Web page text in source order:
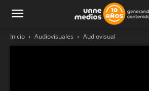
Inicio Audiovisuales Audiovisual